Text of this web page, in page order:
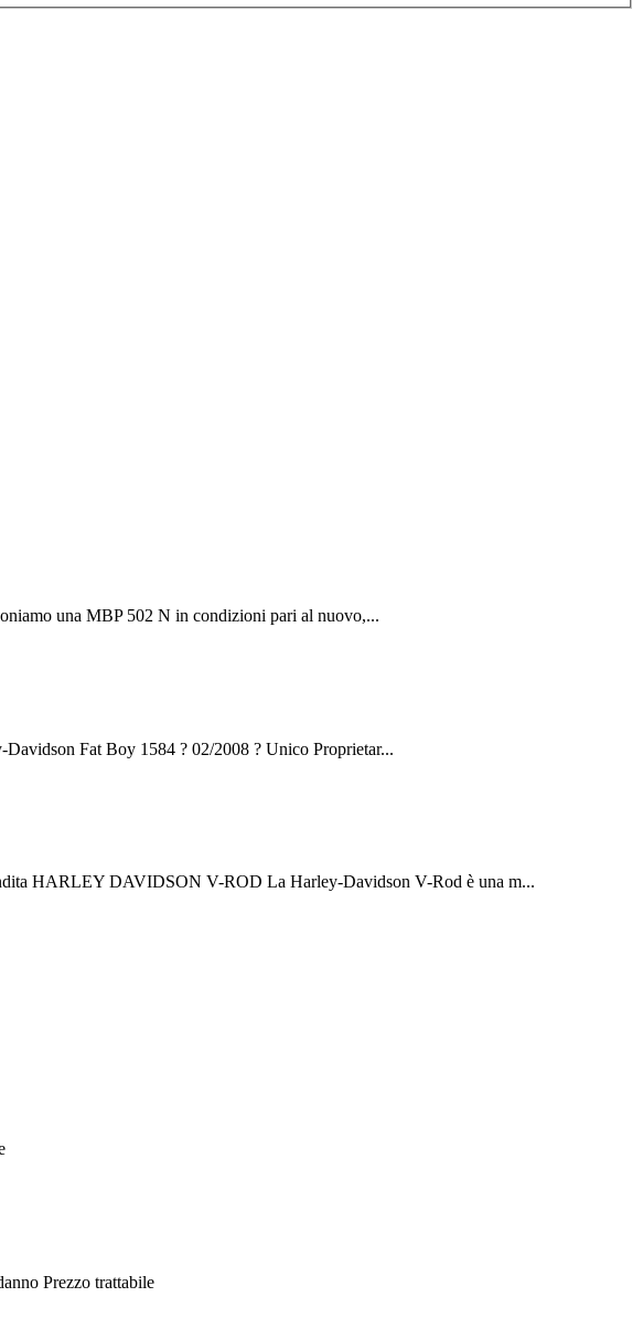
una MBP 502 N in condizioni pari al nuovo,...
Fat Boy 1584 ? 02/2008 ? Unico Proprietar...
HARLEY DAVIDSON V-ROD La Harley-Davidson V-Rod è una m...
Prezzo trattabile